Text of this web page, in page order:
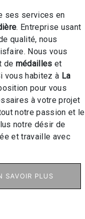
ses services en
. Entreprise usant
qualité, nous
Nous vous
de médailles et
vous habitez à La
pour vous
à votre projet
notre passion et le
notre désir de
et travaille avec
SAVOIR PLUS